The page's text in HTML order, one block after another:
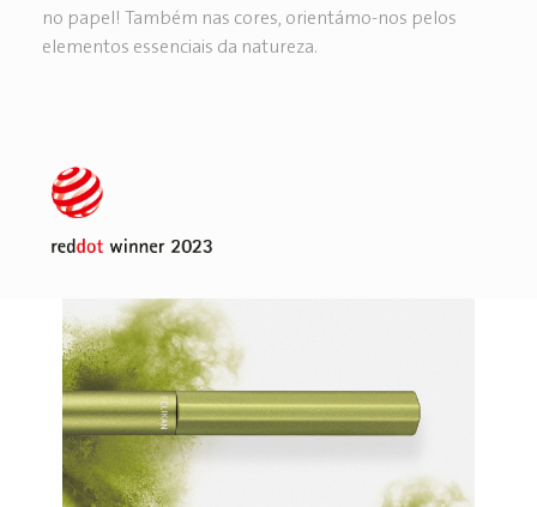
no papel! Também nas cores, orientámo-nos pelos
elementos essenciais da natureza.